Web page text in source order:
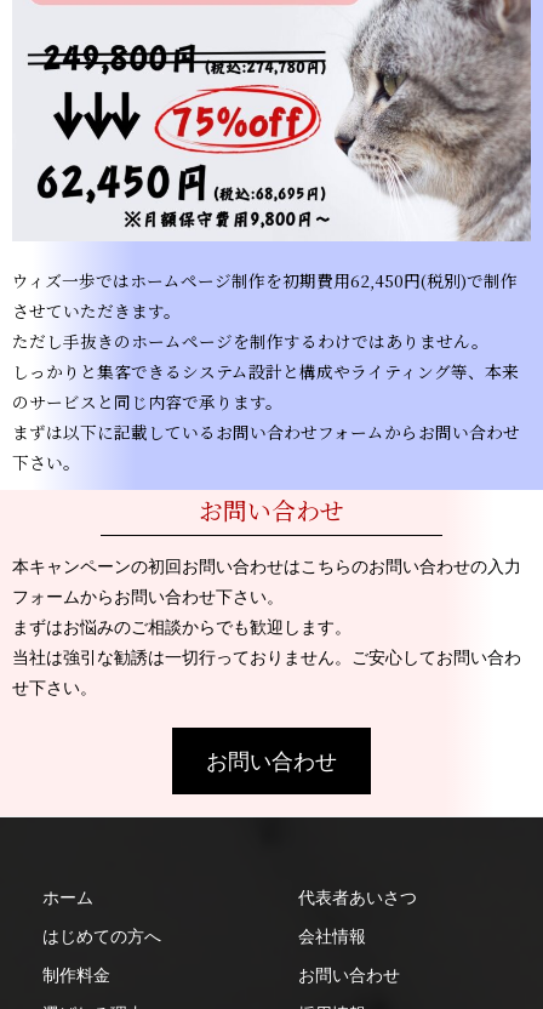
ウィズ一歩ではホームページ制作を初期費用62,450円(税別)で制作
させていただきます。
ただし手抜きのホームページを制作するわけではありません。
しっかりと集客できるシステム設計と構成やライティング等、本来
のサービスと同じ内容で承ります。
まずは以下に記載しているお問い合わせフォームからお問い合わせ
下さい。
お問い合わせ
本キャンペーンの初回お問い合わせはこちらのお問い合わせの入力
フォームからお問い合わせ下さい。
まずはお悩みのご相談からでも歓迎します。
当社は強引な勧誘は一切行っておりません。ご安心してお問い合わ
せ下さい。
お問い合わせ
ホーム
はじめての方へ
制作料金
代表者あいさつ
会社情報
お問い合わせ